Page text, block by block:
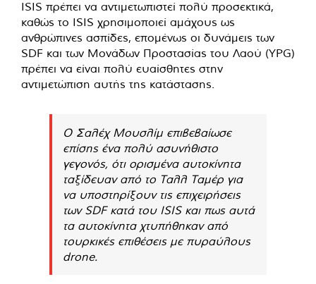
ISIS πρέπει να αντιμετωπιστεί πολύ προσεκτικά,
καθώς το ISIS χρησιμοποιεί αμάχους ως
ανθρώπινες ασπίδες, επομένως οι δυνάμεις των
SDF και των Μονάδων Προστασίας του Λαού (YPG)
πρέπει να είναι πολύ ευαίσθητες στην
αντιμετώπιση αυτής της κατάστασης.
Ο Σαλέχ Μουσλίμ επιβεβαίωσε
επίσης ένα πολύ ασυνήθιστο
γεγονός, ότι ορισμένα αυτοκίνητα
ταξίδευαν από το Ταλλ Ταμέρ για
να υποστηρίξουν τις επιχειρήσεις
των SDF κατά του ISIS και πως αυτά
τα αυτοκίνητα χτυπήθηκαν από
τουρκικές επιθέσεις με πυραύλους
drone.